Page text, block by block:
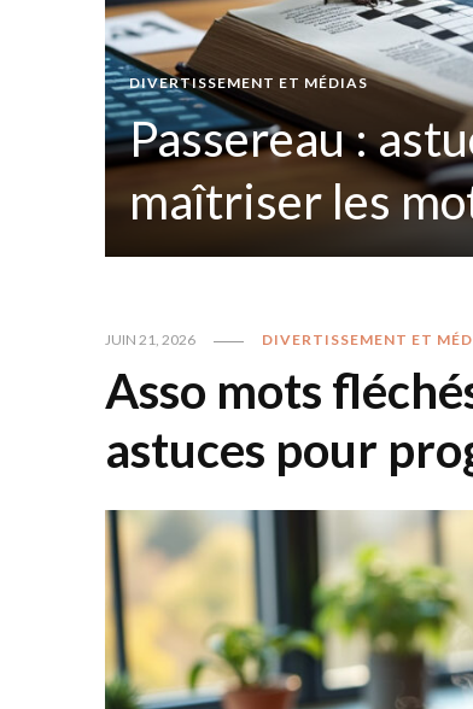
DIVERTISSEMENT ET MÉDIAS
Passereau :
maîtriser les
JUIN 21, 2026 DIVERTISSEMENT ET
Asso mots
astuces pour